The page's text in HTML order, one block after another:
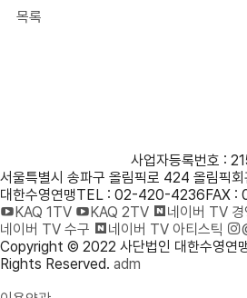
목록
사업자등록번호 :
서울특별시 송파구 올림픽로 424 올림픽
대한수영연맹TEL : 02-420-4236FAX :
KAQ 1TV
KAQ 2TV 네이버 TV 경
네이버 TV 수구
네이버 TV 아티스틱
Copyright © 2022 사단법인 대한수영연
Rights Reserved. adm